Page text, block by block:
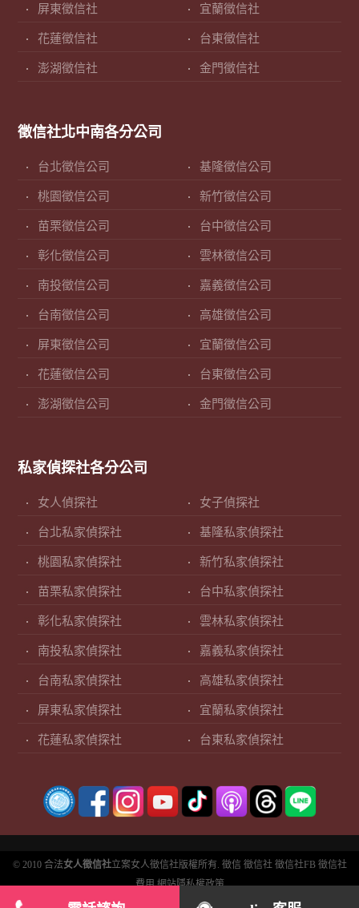
屏東徵信社 宜蘭徵信社
花蓮徵信社 台東徵信社
澎湖徵信社 金門徵信社
徵信社北中南各分公司
台北徵信公司 基隆徵信公司
桃園徵信公司 新竹徵信公司
苗栗徵信公司 台中徵信公司
彰化徵信公司 雲林徵信公司
南投徵信公司 嘉義徵信公司
台南徵信公司 高雄徵信公司
屏東徵信公司 宜蘭徵信公司
花蓮徵信公司 台東徵信公司
澎湖徵信公司 金門徵信公司
私家偵探社各分公司
女人偵探社 女子偵探社
台北私家偵探社 基隆私家偵探社
桃園私家偵探社 新竹私家偵探社
苗栗私家偵探社 台中私家偵探社
彰化私家偵探社 雲林私家偵探社
南投私家偵探社 嘉義私家偵探社
台南私家偵探社 高雄私家偵探社
屏東私家偵探社 宜蘭私家偵探社
花蓮私家偵探社 台東私家偵探社
© 2010 合法女人徵信社立案女人徵信社版權所有. 徵信 徵信社 徵信社FB 徵信社
費用 網站隱私權政策